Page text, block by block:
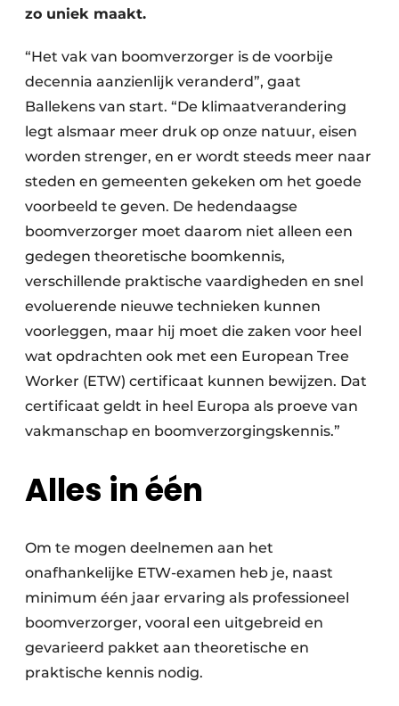
zo uniek maakt.
“Het vak van boomverzorger is de voorbije
decennia aanzienlijk veranderd”, gaat
Ballekens van start. “De klimaatverandering
legt alsmaar meer druk op onze natuur, eisen
worden strenger, en er wordt steeds meer naar
steden en gemeenten gekeken om het goede
voorbeeld te geven. De hedendaagse
boomverzorger moet daarom niet alleen een
gedegen theoretische boomkennis,
verschillende praktische vaardigheden en snel
evoluerende nieuwe technieken kunnen
voorleggen, maar hij moet die zaken voor heel
wat opdrachten ook met een European Tree
Worker (ETW) certificaat kunnen bewijzen. Dat
certificaat geldt in heel Europa als proeve van
vakmanschap en boomverzorgingskennis.”
Alles in één
Om te mogen deelnemen aan het
onafhankelijke ETW-examen heb je, naast
minimum één jaar ervaring als professioneel
boomverzorger, vooral een uitgebreid en
gevarieerd pakket aan theoretische en
praktische kennis nodig.